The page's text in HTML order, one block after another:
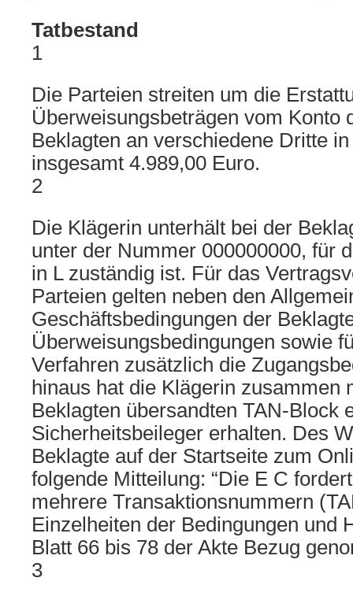
Tatbestand
1
Die Parteien streiten um die
Überweisungsbeträgen vom Konto
Beklagten an verschiedene Dritte
insgesamt 4.989,00 Euro.
2
Die Klägerin unterhält bei der
unter der Nummer 000000000, für
in L zuständig ist. Für das
Parteien gelten neben den
Geschäftsbedingungen der
Überweisungsbedingungen sowie
Verfahren zusätzlich die
hinaus hat die Klägerin zusammen
Beklagten übersandten TAN-Block
Sicherheitsbeileger erhalten. Des
Beklagte auf der Startseite zum
folgende Mitteilung: “Die E C
mehrere Transaktionsnummern
Einzelheiten der Bedingungen und
Blatt 66 bis 78 der Akte Bezug
3